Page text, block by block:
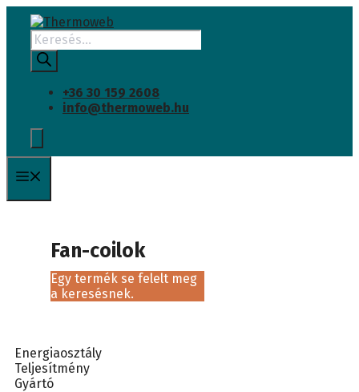
Kilépés
tartalomba
Products
search
+36 30 159 2608
info@thermoweb.hu
Fan-coilok
Egy termék se felelt meg
a keresésnek.
Energiaosztály
Teljesítmény
Gyártó